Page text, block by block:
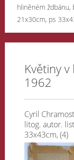
hliněném ždbánu,
21x30cm, ps
Květiny
1962
Cyril
litog. autor.
33x43cm, (4)